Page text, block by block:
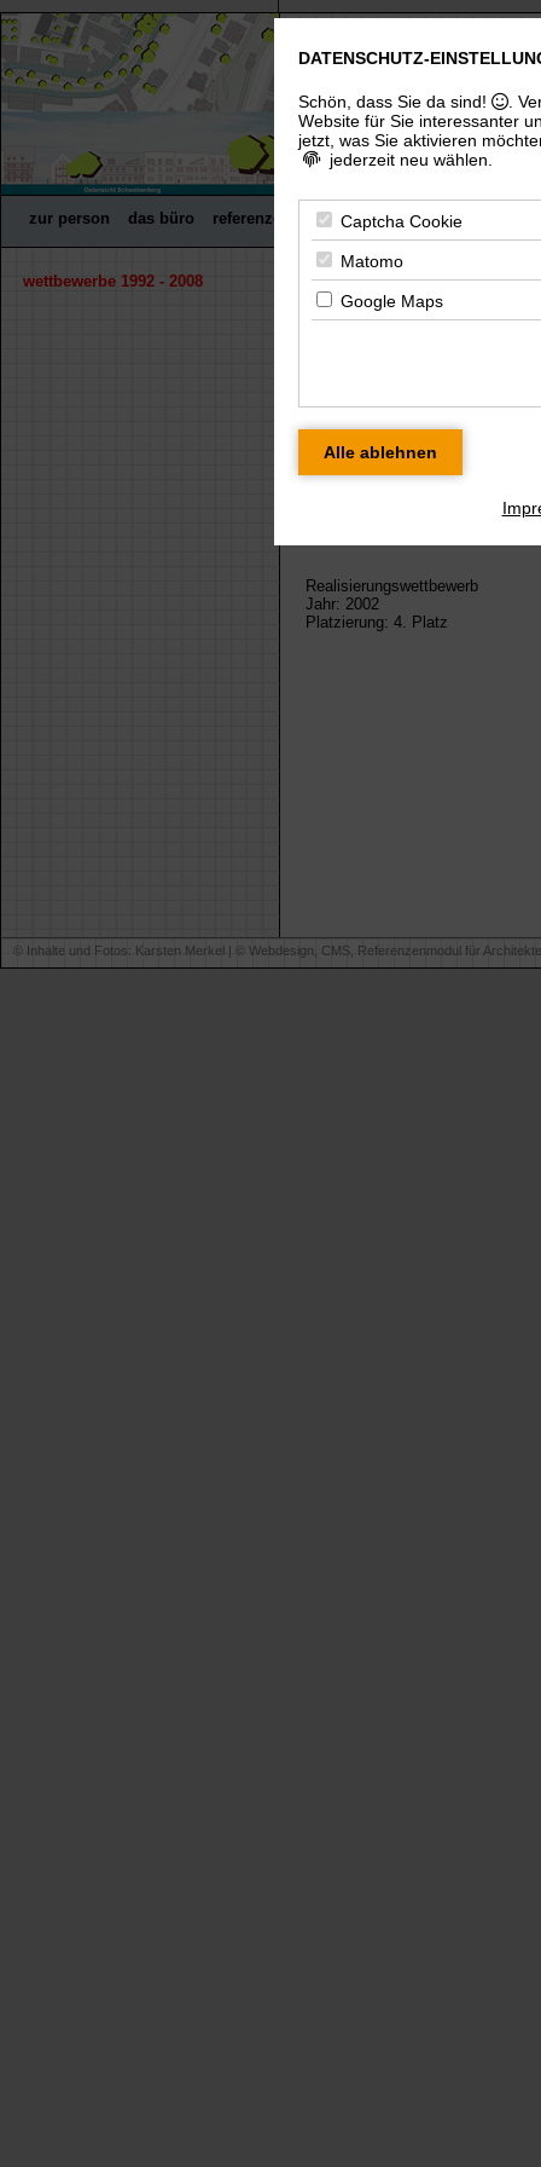
freier architekt
(uni), architektenkammer
zur person das büro referenzen wettbewerbe
wettbewerbe 1992 - 2008 « zurück
GEMEINDEZENTRUM
modell
Realisierungswettbewerb
Jahr: 2002
Platzierung: 4. Platz
© Inhalte und Fotos: Karsten Merkel | © Webdesign, CMS, Referenzenmodul für
DATENSCHUTZ-
Schön, dass Sie da sind!
.
Website für Sie interessanter
jetzt, was Sie aktivieren
jederzeit neu wählen.
Captcha Cookie
Matomo
Google Maps